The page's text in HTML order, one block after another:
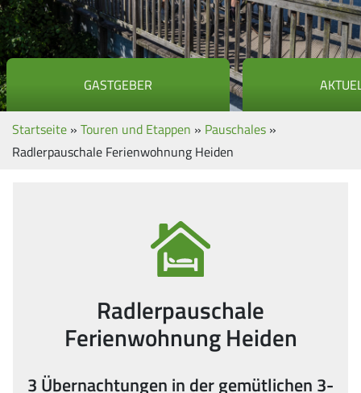
GASTGEBER
Startseite » Touren und Etappen » Pauschales »
Radlerpauschale Ferienwohnung Heiden
Radlerpauschale
Ferienwohnung Heiden
3 Übernachtungen in der gemütlichen 3-